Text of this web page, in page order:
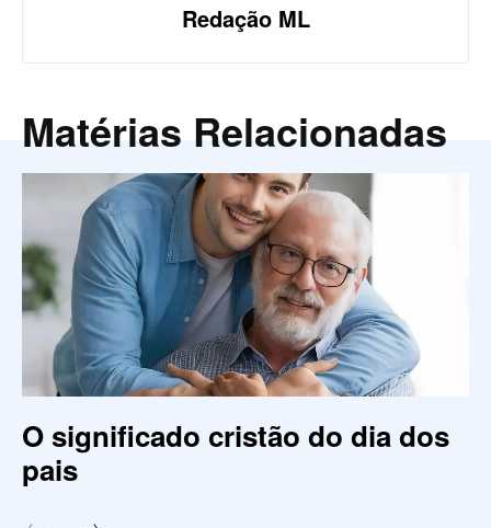
Redação ML
Matérias Relacionadas
O significado cristão do dia dos
pais